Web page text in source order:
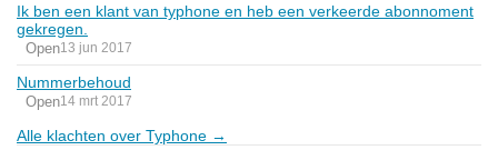
Ik ben een klant van typhone en heb een verkeerde abonnoment
gekregen.
Open13 jun 2017
Nummerbehoud
Open14 mrt 2017
Alle klachten over Typhone →